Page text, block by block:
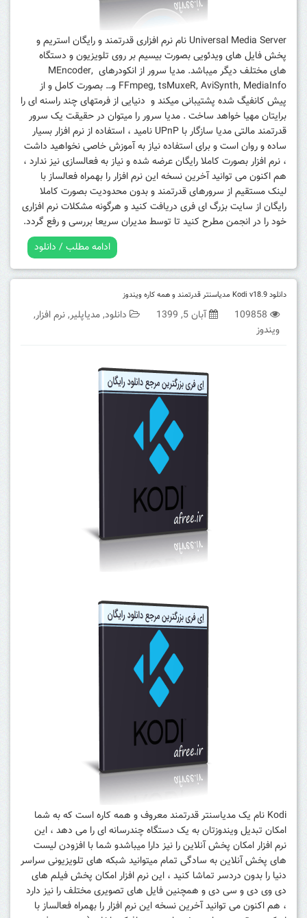
Universal Media Server نام نرم افزاری قدرتمند و رایگان استریم و
پخش فایل های ویدئویی بصورت بیسیم بر روی تلویزیون و دستگاه
های مختلف دیگر میباشد. مدیا سرور از انکودرهای MEncoder,
FFmpeg, tsMuxeR, AviSynth, MediaInfo و… بصورت کامل و از
پیش کانفیگ شده پشتیبانی میکند و دنیایی از فرمتهای چند راسنه ای را
برایتان مهیا خواهد ساخت . مدیا سرور را میتوان در حقیقت یک سرور
قدرتمند مالتی مدیا سازگار با UPnP نامید ، استفاده از نرم افزار بسیار
ساده و روان است و برای استفاده نیاز به آموزش خاصی نخواهید داشت
، نرم افزار بصورت کاملا رایگان عرضه شده و نیاز به فعالسازی نیز ندارد ،
هم اکنون می توانید آخرین نسخه این نرم افزار را بهمراه فعالساز با
لینک مستقیم از سرورهای قدرتمند و بدون محدودیت بصورت کاملا
رایگان از سایت بزرگ ای فری دریافت کنید و هرگونه مشکلات نرم افزاری
خود را در انجمن مطرح کنید تا توسط مدیران سریعا بررسی و رفع گردد.
ادامه مطلب / دانلود
دانلود Kodi v18.9 مدیاسنتر قدرتمند و همه کاره ویندوز
109858 آبان 5, 1399 دانلود,مدیاپلیر,نرم افزار,
ویندوز
Kodi نام یک مدیاسنتر قدرتمند معروف و همه کاره است که به شما
امکان تبدیل ویندوزتان به یک دستگاه چندرسانه ای را می دهد ، این
نرم افزار امکان پخش آنلاین را نیز دارا میباشدو شما با افزودن لیست
های پخش آنلاین به سادگی تمام میتوانید شبکه های تلویزیونی سراسر
دنیا را بدون دردسر تماشا کنید ، این نرم افزار امکان پخش فیلم های
دی وی دی و سی دی و همچنین فایل های تصویری مختلف را نیز دارد
، هم اکنون می توانید آخرین نسخه این نرم افزار را بهمراه فعالساز با